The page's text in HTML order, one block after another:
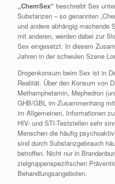
„ChemSex“ beschreibt Sex
Substanzen – so genannten
und andere abhängig machende
mit anderen, werden dabei zur
Sex eingesetzt. In diesem
Jahren in der schwulen Szene
Drogenkonsum beim Sex ist in
Realität. Über den Konsum von
Methamphetamin, Mephedron
GHB/GBL im Zusammenhang
im Allgemeinen, Informationen
HIV- und STI-Teststellen sehr
Menschen die häufig
sind durch Substanzgebrauch
betroffen. Nicht nur in
zielgruppenspezifischen
Behandlungsangeboten.